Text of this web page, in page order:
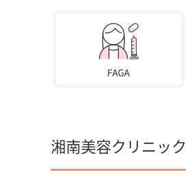
湘南美容クリニッ